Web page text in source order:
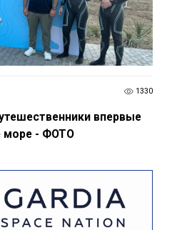
1330
впервые
море - ФОТО